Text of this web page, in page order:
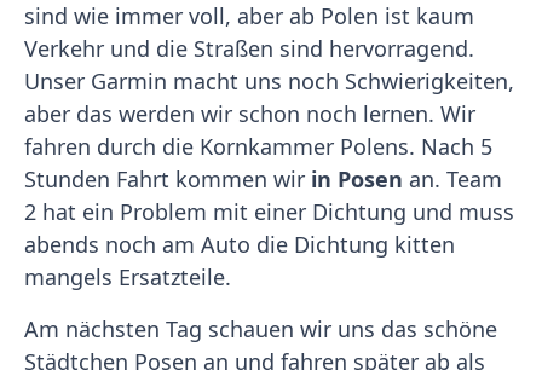
sind wie immer voll, aber ab Polen ist kaum
Verkehr und die Straßen sind hervorragend.
Unser Garmin macht uns noch Schwierigkeiten,
aber das werden wir schon noch lernen. Wir
fahren durch die Kornkammer Polens. Nach 5
Stunden Fahrt kommen wir in Posen an. Team
2 hat ein Problem mit einer Dichtung und muss
abends noch am Auto die Dichtung kitten
mangels Ersatzteile.
Am nächsten Tag schauen wir uns das schöne
Städtchen Posen an und fahren später ab als